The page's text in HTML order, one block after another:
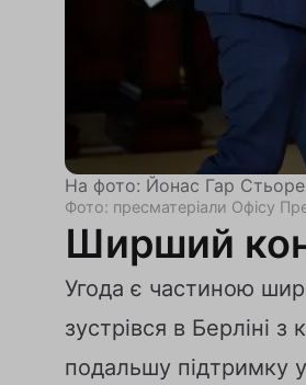
На фото: Йонас Гар
Фото: пресматеріали Офісу
Ширший
Угода є частиною
зустрівся в Берліні
подальшу підтримку